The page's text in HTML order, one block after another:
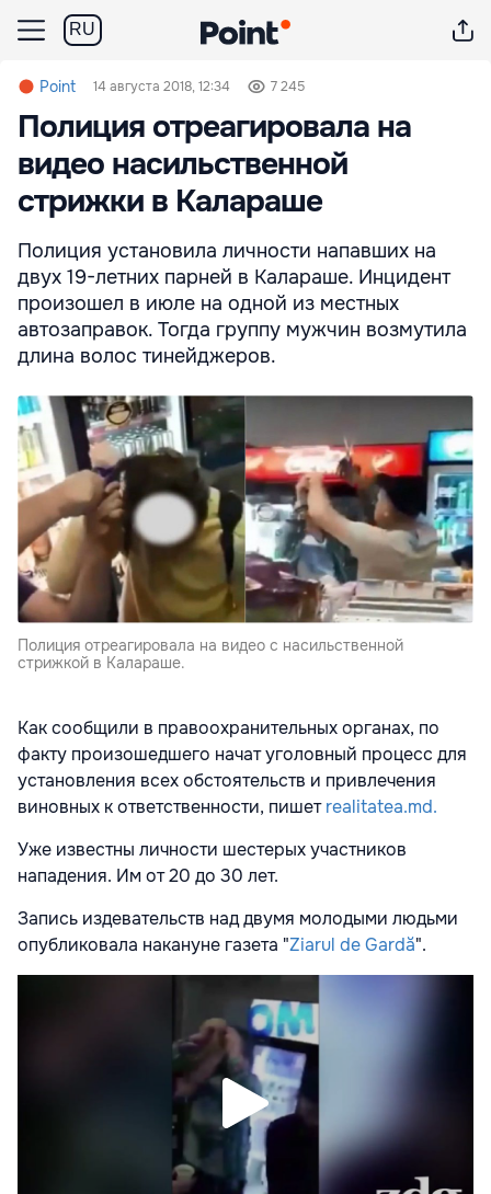
RU
Point 14 августа 2018, 12:34 7 245
Полиция отреагировала на
видео насильственной
стрижки в Калараше
Полиция установила личности напавших на
двух 19-летних парней в Калараше. Инцидент
произошел в июле на одной из местных
автозаправок. Тогда группу мужчин возмутила
длина волос тинейджеров.
Полиция отреагировала на видео с насильственной
стрижкой в Калараше.
Как сообщили в правоохранительных органах, по
факту произошедшего начат уголовный процесс для
установления всех обстоятельств и привлечения
виновных к ответственности, пишетrealitatea.md.
Уже известны личности шестерых участников
нападения. Им от 20 до 30 лет.
Запись издевательств над двумя молодыми людьми
опубликовала накануне газета "Ziarul de Gardă".